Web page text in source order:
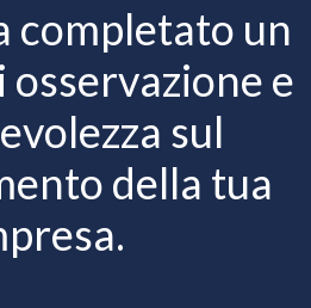
completato un
osservazione e
sul
della tua